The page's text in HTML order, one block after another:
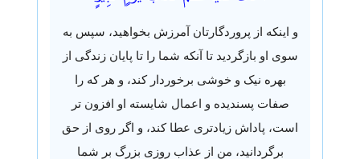
و اینکه از پروردگارتان آمرزش بخواهید، سپس به
سوی او بازگردید تا آنکه شما را تا پایان زندگی از
بهره نیک و خوشی برخوردار کند، و هر که را
صفات پسندیده و اعمال شایسته او افزون تر
است، پاداش زیادتری عطا کند، و اگر روی از حق
برگردانید، من از عذاب روزی بزرگ بر شما